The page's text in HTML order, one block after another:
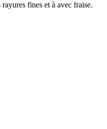
fines et à avec fraise.